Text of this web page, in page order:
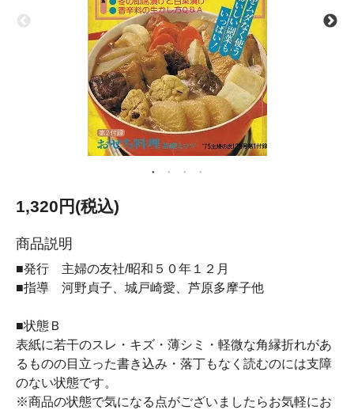
1,320円(税込)
商品説明
■発行 主婦の友社/昭和５０年１２月
■指導 河野貞子、城戸崎愛、芦原多摩子他
■状態Ｂ
表紙に若干のスレ・キズ・薄シミ・軽微な角縁折れがあ
るものの目立った書き込み・落丁もなく読むのには支障
のない状態です。
※商品の状態で気になる点がございましたらお気軽にお